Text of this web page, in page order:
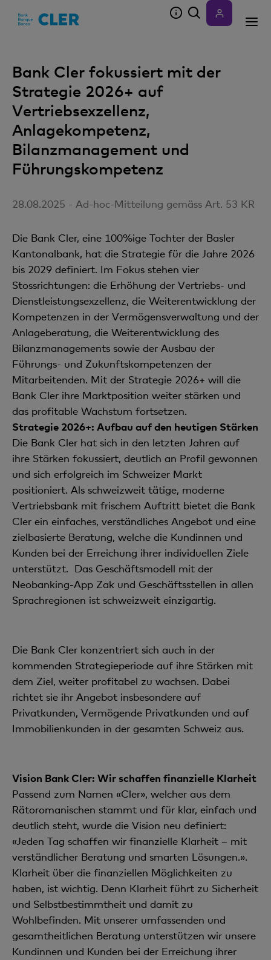
Bank Cler fokussiert mit der
Strategie 2026+ auf
Vertriebsexzellenz,
Anlagekompetenz,
Bilanzmanagement und
Führungskompetenz
28.08.2025 - Ad-hoc-Mitteilung gemäss Art. 53 KR
Die Bank Cler, eine 100%ige Tochter der Basler
Kantonalbank, hat die Strategie für die Jahre 2026
bis 2029 definiert. Im Fokus stehen vier
Stossrichtungen: die Erhöhung der Vertriebs- und
Dienstleistungsexzellenz, die Weiterentwicklung der
Kompetenzen in der Vermögensverwaltung und der
Anlageberatung, die Weiterentwicklung des
Bilanzmanagements sowie der Ausbau der
Führungs- und Zukunftskompetenzen der
Mitarbeitenden. Mit der Strategie 2026+ will die
Bank Cler ihre Marktposition weiter stärken und
das profitable Wachstum fortsetzen.
Strategie 2026+: Aufbau auf den heutigen Stärken
Die Bank Cler hat sich in den letzten Jahren auf
ihre Stärken fokussiert, deutlich an Profil gewonnen
und sich erfolgreich im Schweizer Markt
positioniert. Als schweizweit tätige, moderne
Vertriebsbank mit frischem Auftritt bietet die Bank
Cler ein einfaches, verständliches Angebot und eine
zielbasierte Beratung, welche die Kundinnen und
Kunden bei der Erreichung ihrer individuellen Ziele
unterstützt. Das Geschäftsmodell mit der
Neobanking-App Zak und Geschäftsstellen in allen
Sprachregionen ist schweizweit einzigartig.
Die Bank Cler konzentriert sich auch in der
kommenden Strategieperiode auf ihre Stärken mit
dem Ziel, weiter profitabel zu wachsen. Dabei
richtet sie ihr Angebot insbesondere auf
Privatkunden, Vermögende Privatkunden und auf
Immobilienkunden in der gesamten Schweiz aus.
Vision Bank Cler: Wir schaffen finanzielle Klarheit
Passend zum Namen «Cler», welcher aus dem
Rätoromanischen stammt und für klar, einfach und
deutlich steht, wurde die Vision neu definiert:
«Jeden Tag schaffen wir finanzielle Klarheit – mit
verständlicher Beratung und smarten Lösungen.».
Klarheit über die finanziellen Möglichkeiten zu
haben, ist wichtig. Denn Klarheit führt zu Sicherheit
und Selbstbestimmtheit und damit zu
Wohlbefinden. Mit unserer umfassenden und
gesamtheitlichen Beratung unterstützen wir unsere
Kundinnen und Kunden bei der Erreichung ihrer